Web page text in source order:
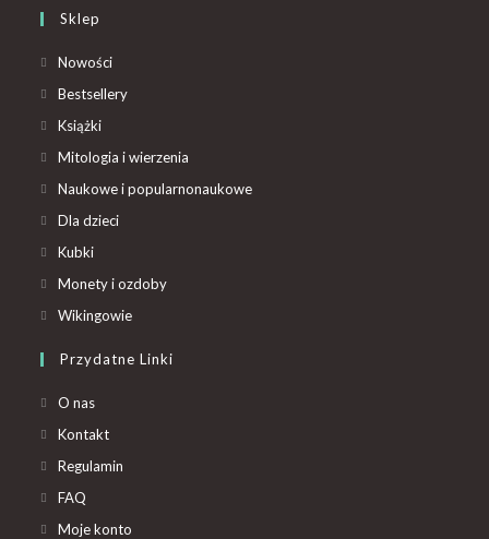
Sklep
Nowości
Bestsellery
Książki
Mitologia i wierzenia
Naukowe i popularnonaukowe
Dla dzieci
Kubki
Monety i ozdoby
Wikingowie
Przydatne Linki
O nas
Kontakt
Regulamin
FAQ
Moje konto